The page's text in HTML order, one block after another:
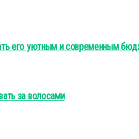
его уютным и современным
за волосами